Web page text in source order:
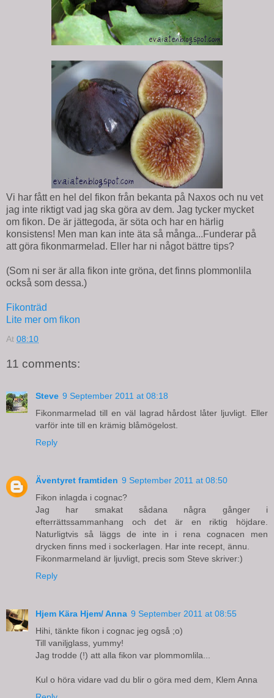
Vi har fått en hel del fikon från bekanta på Naxos och nu vet
jag inte riktigt vad jag ska göra av dem. Jag tycker mycket
om fikon. De är jättegoda, är söta och har en härlig
konsistens! Men man kan inte äta så många...Funderar på
att göra fikonmarmelad. Eller har ni något bättre tips?
(Som ni ser är alla fikon inte gröna, det finns plommonlila
också som dessa.)
Fikonträd
Lite mer om fikon
At 08:10
11 comments:
Steve 9 September 2011 at 08:18
Fikonmarmelad till en väl lagrad hårdost låter ljuvligt. Eller
varför inte till en krämig blåmögelost.
Reply
Äventyret framtiden 9 September 2011 at 08:50
Fikon inlagda i cognac?
Jag har smakat sådana några gånger i
efterrättssammanhang och det är en riktig höjdare.
Naturligtvis så läggs de inte in i rena cognacen men
drycken finns med i sockerlagen. Har inte recept, ännu.
Fikonmarmeland är ljuvligt, precis som Steve skriver:)
Reply
Hjem Kära Hjem/ Anna 9 September 2011 at 08:55
Hihi, tänkte fikon i cognac jeg også ;o)
Till vaniljglass, yummy!
Jag trodde (!) att alla fikon var plommomlila...
Kul o höra vidare vad du blir o göra med dem, Klem Anna